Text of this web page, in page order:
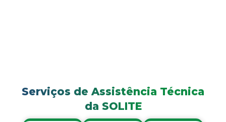
Serviços de Assistência Técnica
da SOLITE